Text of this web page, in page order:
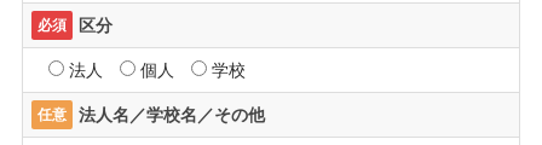
必須 区分
法人 個人 学校
任意 法人名／学校名／その他